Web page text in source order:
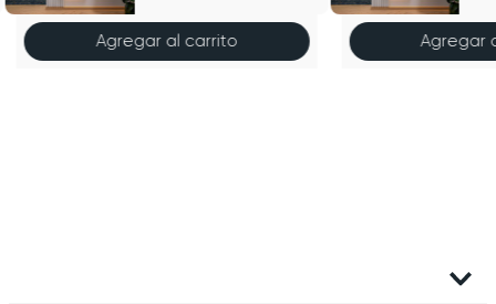
Agregar al carrito Agregar